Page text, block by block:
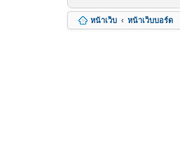
หน้าเว็บ หน้าเว็บบอร์ด